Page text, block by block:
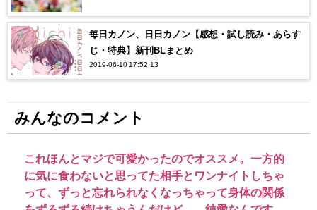
毎日カノン、日日カノン【感想・試し読み・あらす
じ・特典】新刊BLまとめ
2019-06-10 17:52:13
みんなのコメント
これほんとマジで可愛かったのでオススメ。一方的
に気に食わないと思ってた相手とワンナイトしちゃ
って、ずっと忘れられなくなっちゃって身体の関係